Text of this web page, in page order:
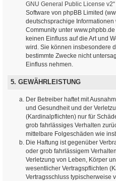
GNU General Public License v2
Software von phpBB Limited
deutschsprachige
Community unter
keinen Einfluss auf die Art und
wird. Sie können insbesondere
bestimmte Zwecke nicht
Einfluss nehmen.
5. GEWÄHRLEISTUNG
Der Betreiber haftet mit
und Gesundheit und der
(Kardinalpflichten) nur für
grob fahrlässiges Verhalten
mittelbare Folgeschäden wie
Die Haftung ist gegenüber
oder grob fahrlässigem
Verletzung von Leben, Körper
wesentlicher Vertragspflichten
Vertragsschluss typischerweise